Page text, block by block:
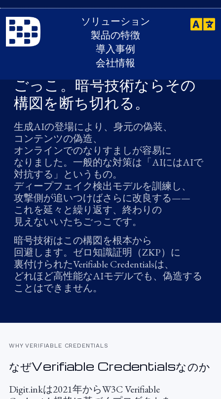
ソリューション
製品の特徴
導入事例
会社情報
AI COUNTERMEASURES
AIに​AIで​対抗するのは​
終わりの​ないいたち​
ごっこ。​暗号技術なら​その​
構図を​断ち切れる。
生成AIの​登場に​より、​身元の​偽装、​
コンテンツの​偽造、​
オンラインでのなりすましが​容易に​
なりました。​一般的な​対策は​「AIには​AIで​
対抗する」と​いう​もの。​
ディープフェイク検出モデルを​訓練し、​
攻撃側が​追いつけばさらに​改良する​——
これを​延々と​繰り返す、​終わりの​
見えないいたち​ごっこです。
暗号技術は​この​構図を​根本から​
回避します。​ゼロ知識証明​（ZKP）に​
裏付けられた​Verifiable Credentialsは、​
どれほど​高性能な​AIモデルでも、​偽造する​
ことは​できません。
WHY VERIFIABLE CREDENTIALS
なぜVerifiable Credentialsなのか
Digit.inkは​2021年から​W3C Verifiable